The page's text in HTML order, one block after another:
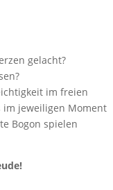
gelacht?
im freien
im jeweiligen Moment
Bogon spielen